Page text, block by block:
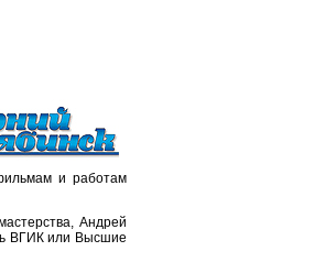
и работам
Андрей
ВГИК или Высшие